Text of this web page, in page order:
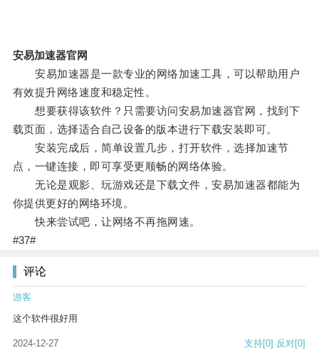
安易加速器官网
安易加速器是一款专业的网络加速工具，可以帮助用户
有效提升网络速度和稳定性。
想要获得该软件？只需要访问安易加速器官网，找到下
载页面，选择适合自己设备的版本进行下载安装即可。
安装完成后，简单设置几步，打开软件，选择加速节
点，一键连接，即可享受更顺畅的网络体验。
无论是观影、玩游戏还是下载文件，安易加速器都能为
你提供更好的网络环境。
快来尝试吧，让网络不再拖网速。
#37#
评论
游客
这个软件很好用
2024-12-27 支持[0] 反对[0]